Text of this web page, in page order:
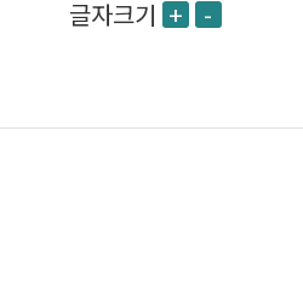
글자크기 + -